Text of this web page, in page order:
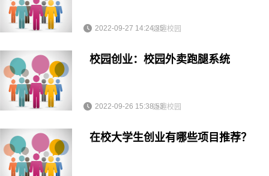
逐趣校园
2022-09-27 14:24:35
校园创业：校园外卖跑腿系统
逐趣校园
2022-09-26 15:38:53
在校大学生创业有哪些项目推荐？